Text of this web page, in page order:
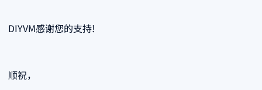
DIYVM感谢您的支持!
顺祝，